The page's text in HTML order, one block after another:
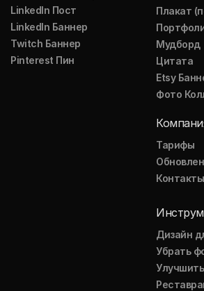
LinkedIn Пост
LinkedIn Баннер
Twitch Баннер
Pinterest Пин
Плакат
Мудборд
Цитата
Etsy
Фото
Тарифы
Контакты
Дизайн
Убрать